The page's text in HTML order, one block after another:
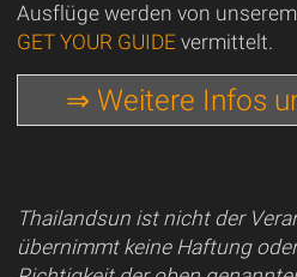
Ausflüge werden von
GET YOUR GUIDEvermittelt.
⇒ Weitere Infos
Thailandsun ist nicht der
übernimmt keine Haftung